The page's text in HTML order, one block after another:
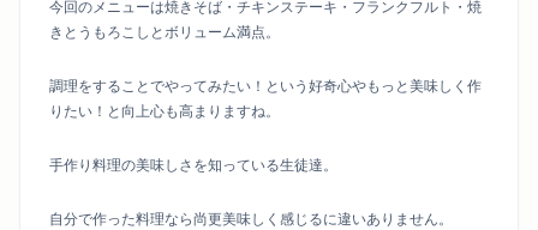
今回のメニューは焼きそば・チキンステーキ・フランクフルト・焼
きとうもろこしとボリューム満点。
調理をすることでやってみたい！という好奇心やもっと美味しく作
りたい！と向上心も高まりますね。
手作り料理の美味しさを知っている生徒達。
自分で作った料理なら尚更美味しく感じるに違いありません。